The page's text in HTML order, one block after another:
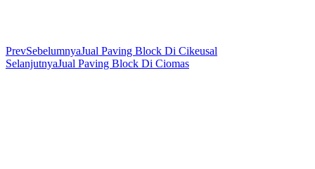
PrevSebelumnyaJual Paving Block Di Cikeusal
SelanjutnyaJual Paving Block Di Ciomas